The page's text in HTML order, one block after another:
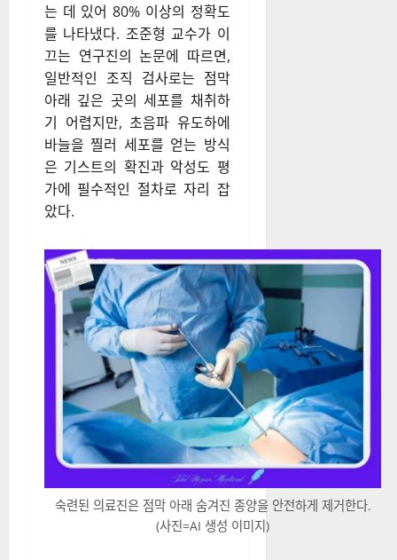
는 데 있어 80% 이상의 정확도
를 나타냈다. 조준형 교수가 이
끄는 연구진의 논문에 따르면,
일반적인 조직 검사로는 점막
아래 깊은 곳의 세포를 채취하
기 어렵지만, 초음파 유도하에
바늘을 찔러 세포를 얻는 방식
은 기스트의 확진과 악성도 평
가에 필수적인 절차로 자리 잡
았다.
숙련된 의료진은 점막 아래 숨겨진 종양을 안전하게 제거한다.
(사진=AI 생성 이미지)